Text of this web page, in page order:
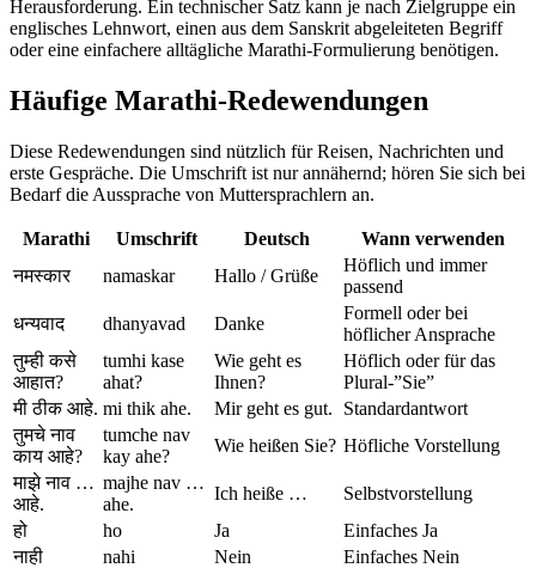
Herausforderung. Ein technischer Satz kann je nach Zielgruppe ein
englisches Lehnwort, einen aus dem Sanskrit abgeleiteten Begriff
oder eine einfachere alltägliche Marathi-Formulierung benötigen.
Häufige Marathi-Redewendungen
Diese Redewendungen sind nützlich für Reisen, Nachrichten und
erste Gespräche. Die Umschrift ist nur annähernd; hören Sie sich bei
Bedarf die Aussprache von Muttersprachlern an.
Marathi Umschrift Deutsch
Wann verwenden
नमस्कार
namaskar Hallo / Grüße
Höflich und immer
passend
धन्यवाद
dhanyavad Danke
Formell oder bei
höflicher Ansprache
तुम्ही कसे
आहात?
tumhi kase
ahat?
Wie geht es
Ihnen?
Höflich oder für das
Plural-”Sie”
मी ठीक आहे. mi thik ahe. Mir geht es gut.
Standardantwort
तुमचे नाव
काय आहे?
tumche nav
kay ahe?
Wie heißen Sie? Höfliche Vorstellung
माझे नाव …
आहे.
majhe nav …
ahe.
Ich heiße …
Selbstvorstellung
हो
ho Ja
Einfaches Ja
नाही
nahi Nein
Einfaches Nein